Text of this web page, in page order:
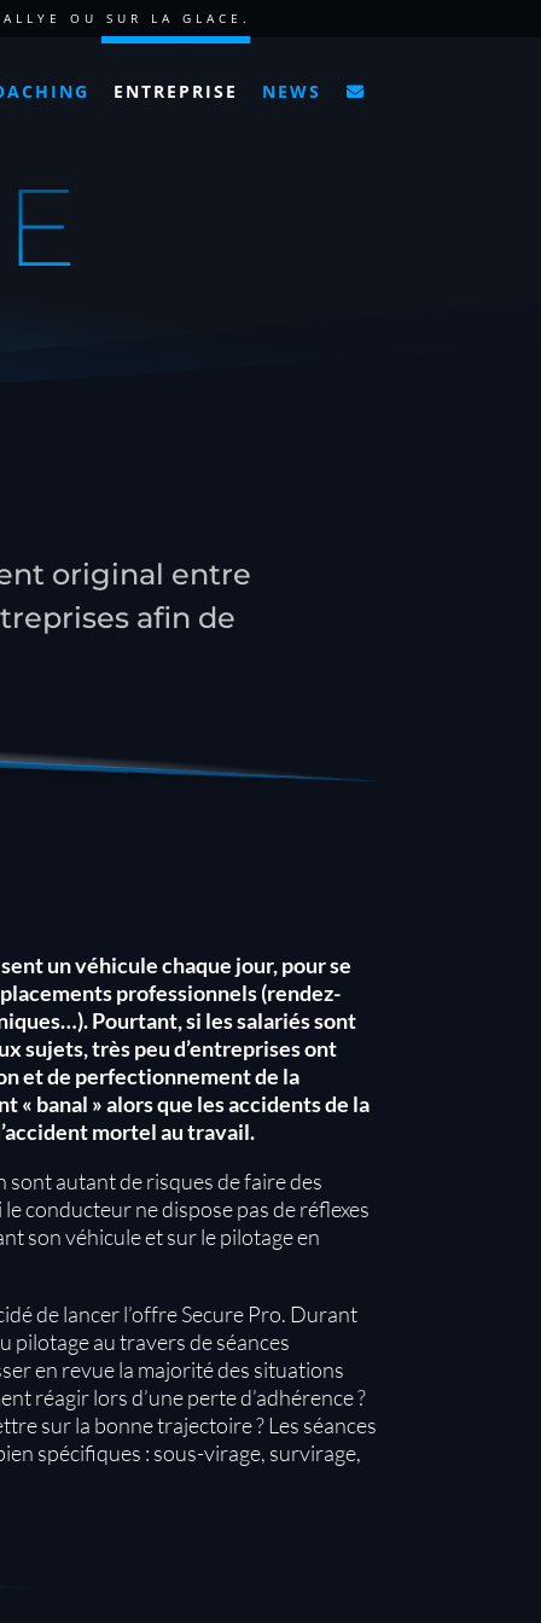
OU SUR LA GLACE.
ENTREPRISE NEWS
original entre
afin de
un véhicule chaque jour, pour se
professionnels (rendez-
Pourtant, si les salariés sont
sujets, très peu d’entreprises ont
et de perfectionnement de la
banal » alors que les accidents de la
mortel au travail.
sont autant de risques de faire des
conducteur ne dispose pas de réflexes
son véhicule et sur le pilotage en
de lancer l’offre Secure Pro. Durant
pilotage au travers de séances
en revue la majorité des situations
réagir lors d’une perte d’adhérence ?
sur la bonne trajectoire ? Les séances
spécifiques : sous-virage, survirage,